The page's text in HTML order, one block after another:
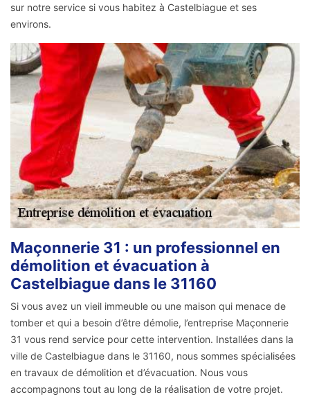
sur notre service si vous habitez à Castelbiague et ses
environs.
Maçonnerie 31 : un professionnel en
démolition et évacuation à
Castelbiague dans le 31160
Si vous avez un vieil immeuble ou une maison qui menace de
tomber et qui a besoin d’être démolie, l’entreprise Maçonnerie
31 vous rend service pour cette intervention. Installées dans la
ville de Castelbiague dans le 31160, nous sommes spécialisées
en travaux de démolition et d’évacuation. Nous vous
accompagnons tout au long de la réalisation de votre projet.